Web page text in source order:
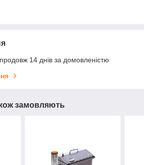
14 днів за домовленістю
замовляють